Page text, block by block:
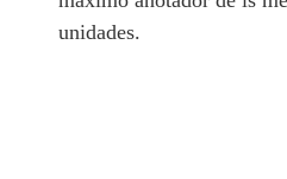
unidades.